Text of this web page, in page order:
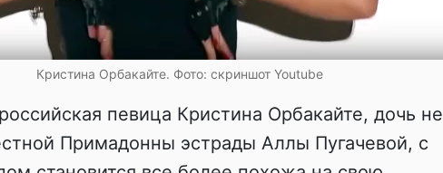
Кристина Орбакайте. Фото: скриншот Youtube
певица Кристина Орбакайте, дочь не
Примадонны эстрады Аллы Пугачевой, с